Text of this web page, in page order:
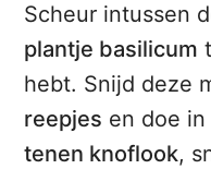
Scheur intussen
plantje basilicum
hebt. Snijd deze
reepjes en doe
tenen knoflook,